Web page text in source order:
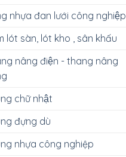
nhựa đan lưới công nghiệp
lót sàn, lót kho , sân khấu
nâng điện - thang nâng
chữ nhật
đựng dù
nhựa công nghiệp